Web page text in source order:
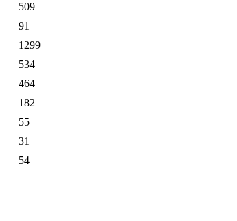
509
91
1299
534
464
182
55
31
54